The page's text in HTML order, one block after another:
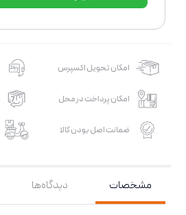
امکان تحویل اکسپرس
امکان پرداخت در محل
ضمانت اصل بودن کالا
مشخصات دیدگاه‌ها